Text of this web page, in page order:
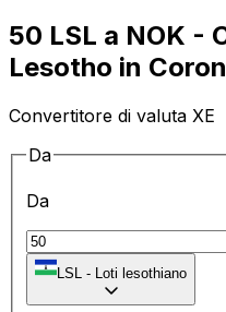
50 LSL a NOK -
Lesotho in
Convertitore di valuta XE
Da
Da
LSL - Loti lesothiano